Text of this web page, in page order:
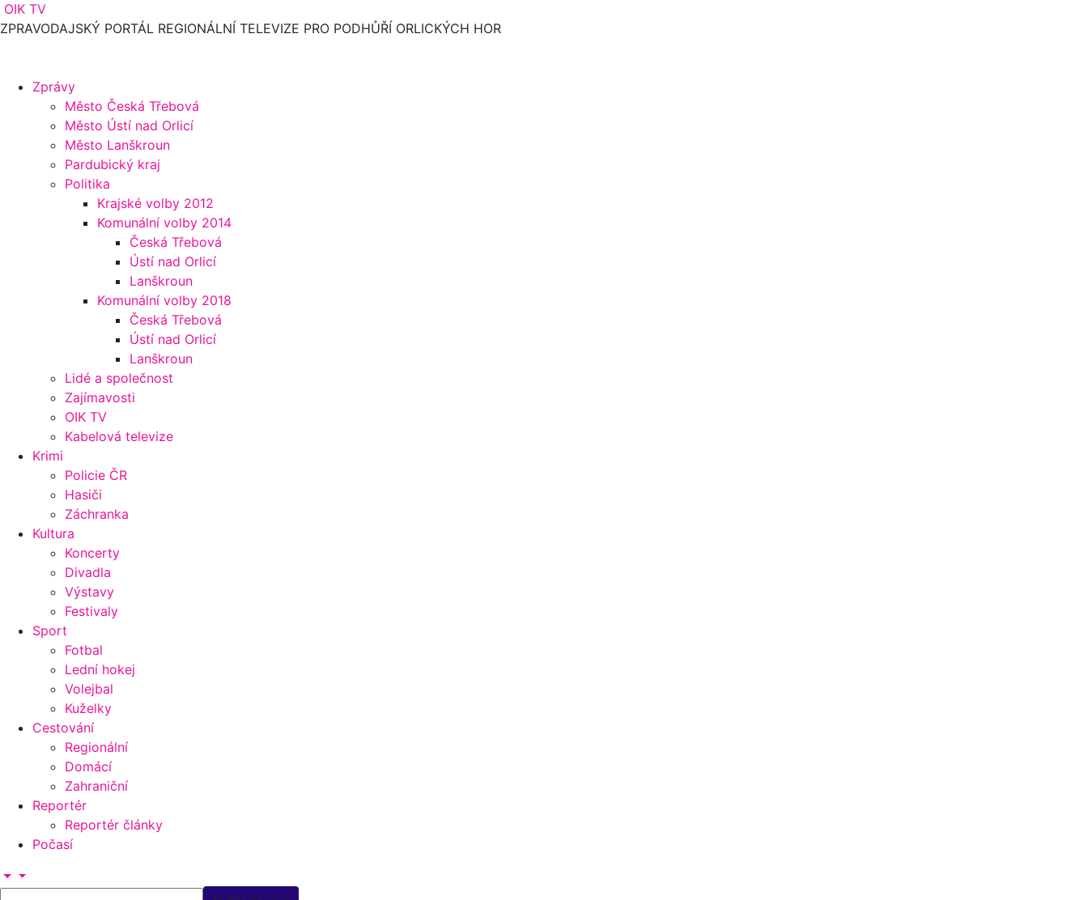
OIK TV
ZPRAVODAJSKÝ PORTÁL REGIONÁLNÍ TELEVIZE PRO PODHŮŘÍ ORLICKÝCH HOR
Zprávy
Město Česká Třebová
Město Ústí nad Orlicí
Město Lanškroun
Pardubický kraj
Politika
Krajské volby 2012
Komunální volby 2014
Česká Třebová
Ústí nad Orlicí
Lanškroun
Komunální volby 2018
Česká Třebová
Ústí nad Orlicí
Lanškroun
Lidé a společnost
Zajímavosti
OIK TV
Kabelová televize
Krimi
Policie ČR
Hasiči
Záchranka
Kultura
Koncerty
Divadla
Výstavy
Festivaly
Sport
Fotbal
Lední hokej
Volejbal
Kuželky
Cestování
Regionální
Domácí
Zahraniční
Reportér
Reportér články
Počasí